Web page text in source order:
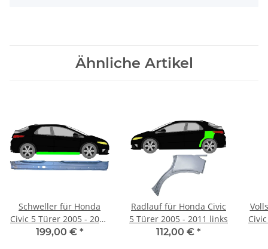
Ähnliche Artikel
Schweller für Honda
Civic 5 Türer 2005 - 2011
rechts
199,00 € *
Radlauf für Honda Civic
5 Türer 2005 - 2011 links
112,00 € *